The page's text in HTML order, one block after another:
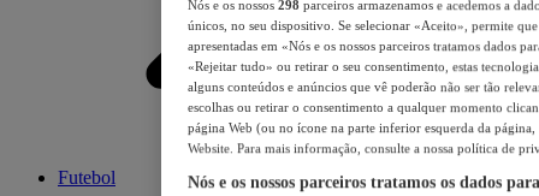
Futebol
Nós e os nossos 298 parceiros armazenamos e acedemos a
únicos, no seu dispositivo. Se selecionar «Aceito», permite
apresentadas em «Nós e os nossos parceiros tratamos dados
«Rejeitar tudo» ou retirar o seu consentimento, estas
alguns conteúdos e anúncios que vê poderão não ser tão
escolhas ou retirar o consentimento a qualquer momento
página Web (ou no ícone na parte inferior esquerda da página,
Website. Para mais informação, consulte a nossa política de
Nós e os nossos parceiros tratamos os dados